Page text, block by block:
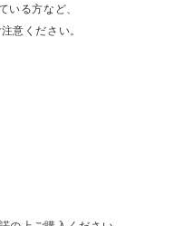
いる方など、
意ください。